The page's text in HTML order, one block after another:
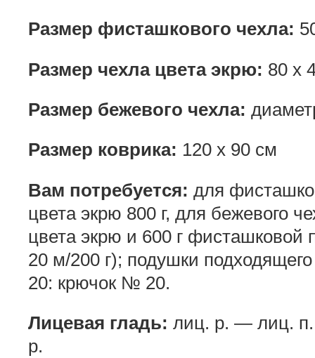
Размер фисташкового чехла:
Размер чехла цвета экрю: 80 х
Размер бежевого чехла:
Размер коврика: 120 х 90 см
Вам потребуется: для
цвета экрю 800 г, для бежевого
цвета экрю и 600 г фисташковой
20 м/200 г); подушки
20: крючок № 20.
Лицевая гладь: лиц. р. — лиц.
р.